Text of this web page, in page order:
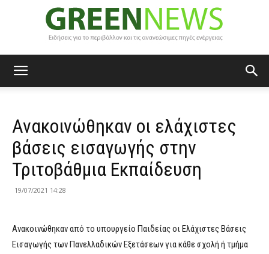
News
Ανακοινώθηκαν οι ελάχιστες
βάσεις εισαγωγής στην
Τριτοβάθμια Εκπαίδευση
19/07/2021 14:28
Ανακοινώθηκαν από το υπουργείο Παιδείας οι Ελάχιστες Βάσεις
Εισαγωγής των Πανελλαδικών Εξετάσεων για κάθε σχολή ή τμήμα